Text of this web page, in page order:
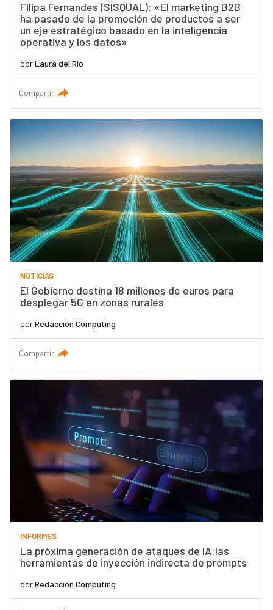
Filipa Fernandes (SISQUAL): «El marketing B2B
ha pasado de la promoción de productos a ser
un eje estratégico basado en la inteligencia
operativa y los datos»
porLaura del Río
Compartir
NOTICIAS
El Gobierno destina 18 millones de euros para
desplegar 5G en zonas rurales
porRedacción Computing
Compartir
INFORMES
La próxima generación de ataques de IA:las
herramientas de inyección indirecta de prompts
porRedacción Computing